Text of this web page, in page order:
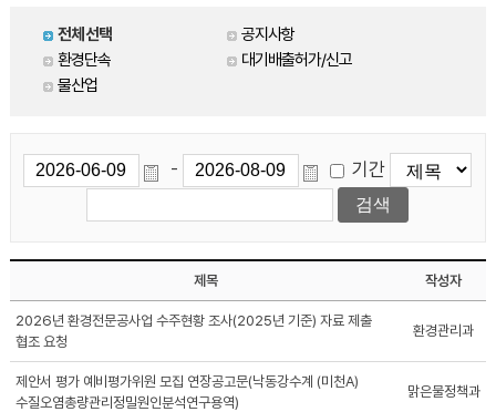
전체선택
공지사항
환경단속
대기배출허가/신고
물산업
- 기간
제목 작성자
2026년 환경전문공사업 수주현황 조사(2025년 기준) 자료 제출
협조 요청
환경관리과
제안서 평가 예비평가위원 모집 연장공고문(낙동강수계 (미천A)
수질오염총량관리정밀원인분석연구용역)
맑은물정책과